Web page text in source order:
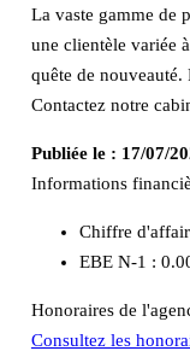
La vaste gamme de
une clientèle variée
quête de nouveauté.
Contactez notre
Publiée le : 17/07/
Informations
Chiffre
EBE N-1 :
Honoraires de
Consultez les